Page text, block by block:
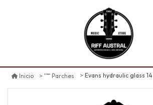
Inicio Parches Evans hydraulic glass 14